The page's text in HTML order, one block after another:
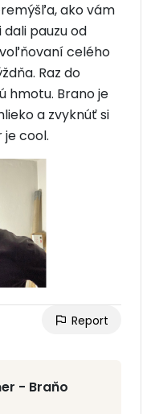
ako vám
pauzu od
celého
Raz do
hmotu. Brano je
a zvyknúť si
je cool.
Report
- Braňo